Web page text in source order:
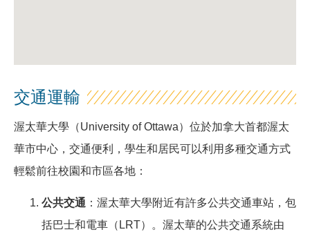
交通運輸
渥太華大學（University of Ottawa）位於加拿大首都渥太
華市中心，交通便利，學生和居民可以利用多種交通方式
輕鬆前往校園和市區各地：
公共交通 ：渥太華大學附近有許多公共交通車站，包
括巴士和電車（LRT）。渥太華的公共交通系統由